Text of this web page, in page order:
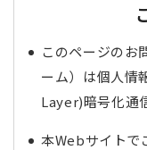
このページのお
ーム）は個人
Layer)暗号化通
本Webサイトで